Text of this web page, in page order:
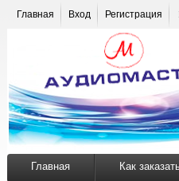
Главная Вход Регистрация
Главная Как